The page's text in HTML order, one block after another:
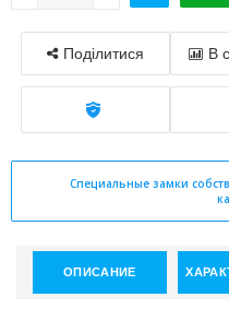
Поділитися В
Специальные замки
ОПИСАНИЕ